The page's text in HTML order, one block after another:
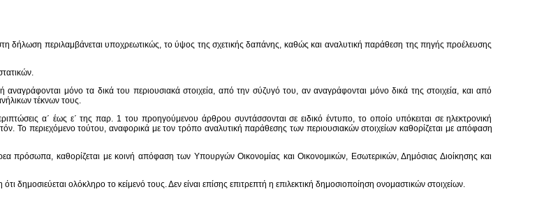
δήλωση περιλαμβάνεται υποχρεωτικώς, το ύψος της σχετικής δαπάνης, καθώς και αναλυτική παράθεση της πηγής προέλευσης
μόνο τα δικά του περιουσιακά στοιχεία, από την σύζυγό του, αν αναγράφονται μόνο δικά της στοιχεία, και από
τέκνων τους.
α΄ έως ε΄ της παρ. 1 του προηγούμενου άρθρου συντάσσονται σε ειδικό έντυπο, το οποίο υπόκειται σε ηλεκτρονική
Το περιεχόμενο τούτου, αναφορικά με τον τρόπο αναλυτική παράθεσης των περιουσιακών στοιχείων καθορίζεται με απόφαση
πρόσωπα, καθορίζεται με κοινή απόφαση των Υπουργών Οικονομίας και Οικονομικών, Εσωτερικών, Δημόσιας Διοίκησης και
ολόκληρο το κείμενό τους. Δεν είναι επίσης επιτρεπτή η επιλεκτική δημοσιοποίηση ονομαστικών στοιχείων.